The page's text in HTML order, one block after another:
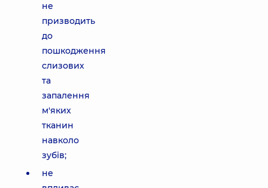
не
призводить
до
пошкодження
слизових
та
запалення
м'яких
тканин
навколо
зубів;
не